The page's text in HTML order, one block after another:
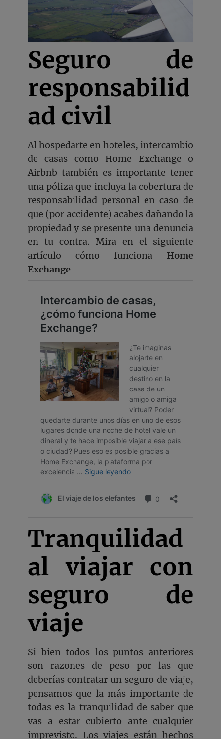
Seguro de
responsabilid
ad civil
Al hospedarte en hoteles, intercambio
de casas como Home Exchange o
Airbnb también es importante tener
una póliza que incluya la cobertura de
responsabilidad personal en caso de
que (por accidente) acabes dañando la
propiedad y se presente una denuncia
en tu contra. Mira en el siguiente
artículo cómo funciona Home
Exchange.
Tranquilidad
al viajar con
seguro de
viaje
Si bien todos los puntos anteriores
son razones de peso por las que
deberías contratar un seguro de viaje,
pensamos que la más importante de
todas es la tranquilidad de saber que
vas a estar cubierto ante cualquier
imprevisto. Los viajes están hechos